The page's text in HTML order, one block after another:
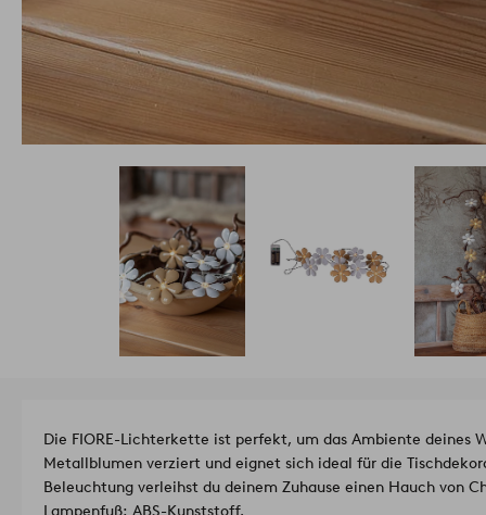
Die FIORE-Lichterkette ist perfekt, um das Ambiente deines
Metallblumen verziert und eignet sich ideal für die
Beleuchtung verleihst du deinem Zuhause einen Hauch von
Lampenfuß: ABS-Kunststoff.